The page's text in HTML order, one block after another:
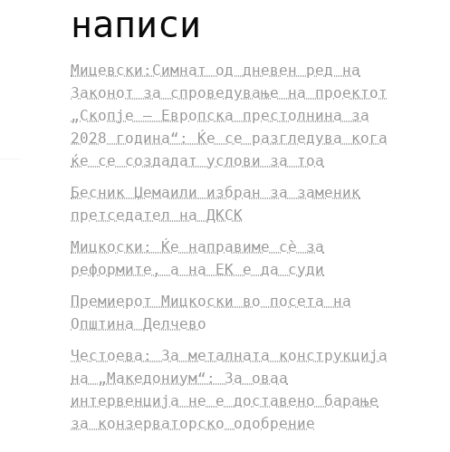
написи
Мицевски:Симнат од дневен ред на
Законот за спроведување на проектот
„Скопје – Европска престолнина за
2028 година“: Ќе се разгледува кога
ќе се создадат услови за тоа
Бесник Џемаили избран за заменик
претседател на ДКСК
Мицкоски: Ќе направиме сè за
реформите, а на ЕК е да суди
Премиерот Мицкоски во посета на
Општина Делчево
Честоева: За металната конструкција
на „Македониум“: За оваа
интервенција не е доставено барање
за конзерваторско одобрение